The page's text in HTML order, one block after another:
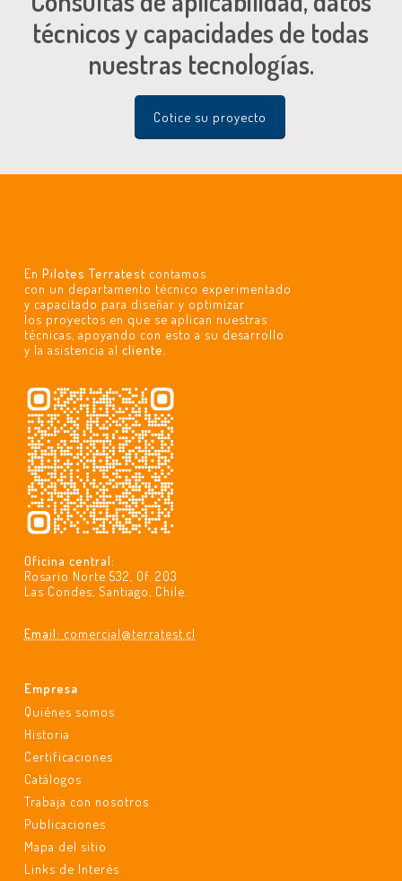
técnicos y capacidades de todas
nuestras tecnologías.
Cotice su proyecto
En Pilotes Terratest contamos
con un departamento técnico experimentado
y capacitado para diseñar y optimizar
los proyectos en que se aplican nuestras
técnicas, apoyando con esto a su desarrollo
y la asistencia al cliente
Oficina central:
Rosario Norte 532, Of. 203
Las Condes, Santiago, Chile.
Email: comercial@terratest.cl
Empresa
Quiénes somos
Historia
Certificaciones
Catálogos
Trabaja con nosotros
Publicaciones
Mapa del sitio
Links de Interés